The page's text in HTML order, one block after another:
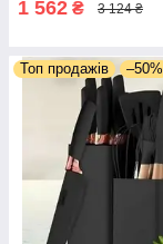
1 562 ₴ 3 124 ₴
Топ продажів –50%